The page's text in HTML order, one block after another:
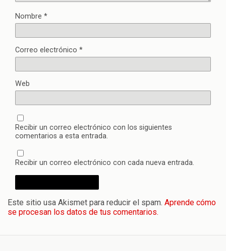
Nombre *
Correo electrónico *
Web
Recibir un correo electrónico con los siguientes
comentarios a esta entrada.
Recibir un correo electrónico con cada nueva entrada.
Este sitio usa Akismet para reducir el spam. Aprende cómo
se procesan los datos de tus comentarios.